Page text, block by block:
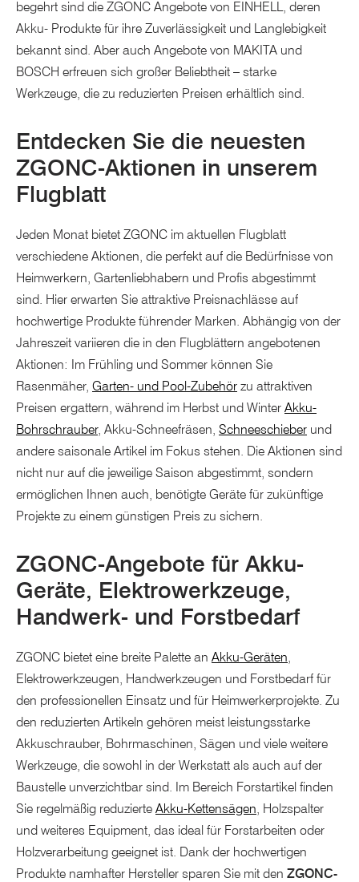
begehrt sind die ZGONC Angebote von EINHELL, deren
Akku- Produkte für ihre Zuverlässigkeit und Langlebigkeit
bekannt sind. Aber auch Angebote von MAKITA und
BOSCH erfreuen sich großer Beliebtheit – starke
Werkzeuge, die zu reduzierten Preisen erhältlich sind.
Entdecken Sie die neuesten
ZGONC-Aktionen in unserem
Flugblatt
Jeden Monat bietet ZGONC im aktuellen Flugblatt
verschiedene Aktionen, die perfekt auf die Bedürfnisse von
Heimwerkern, Gartenliebhabern und Profis abgestimmt
sind. Hier erwarten Sie attraktive Preisnachlässe auf
hochwertige Produkte führender Marken. Abhängig von der
Jahreszeit variieren die in den Flugblättern angebotenen
Aktionen: Im Frühling und Sommer können Sie
Rasenmäher, Garten- und Pool-Zubehör zu attraktiven
Preisen ergattern, während im Herbst und Winter Akku-
Bohrschrauber, Akku-Schneefräsen, Schneeschieber und
andere saisonale Artikel im Fokus stehen. Die Aktionen sind
nicht nur auf die jeweilige Saison abgestimmt, sondern
ermöglichen Ihnen auch, benötigte Geräte für zukünftige
Projekte zu einem günstigen Preis zu sichern.
ZGONC-Angebote für Akku-
Geräte, Elektrowerkzeuge,
Handwerk- und Forstbedarf
ZGONC bietet eine breite Palette an Akku-Geräten
Elektrowerkzeugen, Handwerkzeugen und Forstbedarf für
den professionellen Einsatz und für Heimwerkerprojekte. Zu
den reduzierten Artikeln gehören meist leistungsstarke
Akkuschrauber, Bohrmaschinen, Sägen und viele weitere
Werkzeuge, die sowohl in der Werkstatt als auch auf der
Baustelle unverzichtbar sind. Im Bereich Forstartikel finden
Sie regelmäßig reduzierte Akku-Kettensägen , Holzspalter
und weiteres Equipment, das ideal für Forstarbeiten oder
Holzverarbeitung geeignet ist. Dank der hochwertigen
Produkte namhafter Hersteller sparen Sie mit den ZGONC-